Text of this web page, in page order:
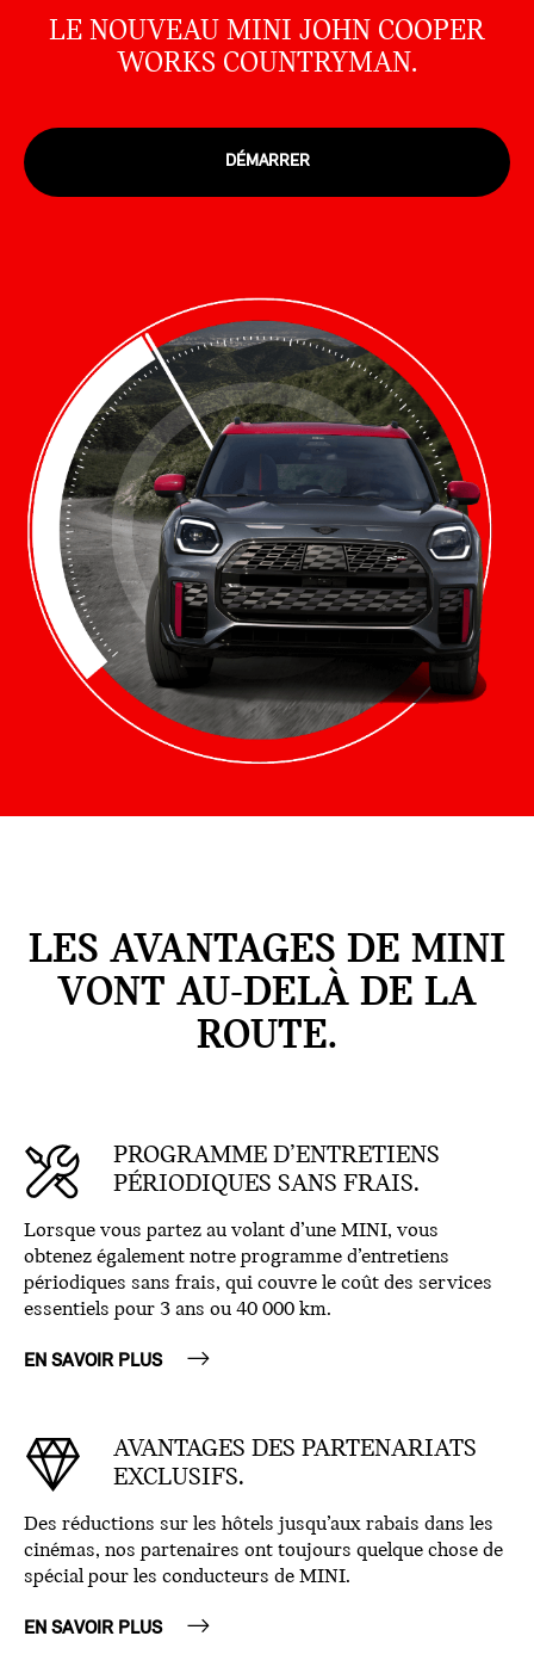
LE NOUVEAU MINI JOHN COOPER
WORKS COUNTRYMAN.
DÉMARRER
LES AVANTAGES DE MINI
VONT AU-DELÀ DE LA
ROUTE.
PROGRAMME D’ENTRETIENS
PÉRIODIQUES SANS FRAIS.
Lorsque vous partez au volant d’une MINI, vous
obtenez également notre programme d’entretiens
périodiques sans frais, qui couvre le coût des services
essentiels pour 3 ans ou 40 000 km.
EN SAVOIR PLUS
AVANTAGES DES PARTENARIATS
EXCLUSIFS.
Des réductions sur les hôtels jusqu’aux rabais dans les
cinémas, nos partenaires ont toujours quelque chose de
spécial pour les conducteurs de MINI.
EN SAVOIR PLUS